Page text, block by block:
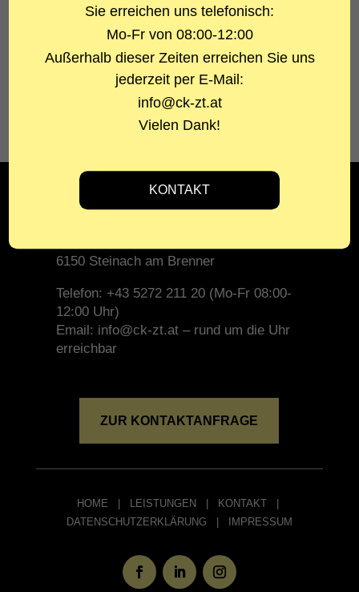
PROJEKTART
Neubau Brücke
LEISTUNG
Statik und Konstruktion
6150 Steinach am Brenner
Telefon: +43 5272 211 20 (Mo-Fr 08:00-
12:00 Uhr)
Email: info@ck-zt.at – rund um die Uhr
erreichbar
ZUR KONTAKTANFRAGE
HOME LEISTUNGEN KONTAKT|
DATENSCHUTZERKLÄRUNG
IMPRESSUM
Sie erreichen uns telefonisch:
Mo-Fr von 08:00-12:00
Außerhalb dieser Zeiten erreichen Sie uns
jederzeit per E-Mail:
info@ck-zt.at
Vielen Dank!